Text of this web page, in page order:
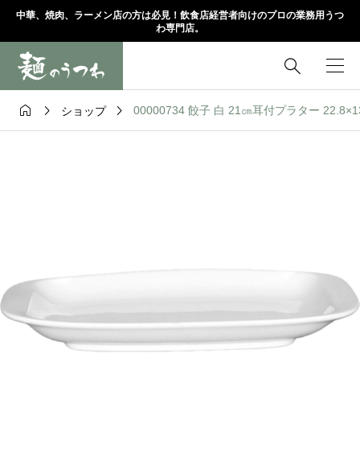
中華、焼肉、ラーメン店の方は必見！飲食店経営者向けのプロの業務用うつ
わ専門店。

  ショップ  00000734 餃子 白 21㎝耳付プラター